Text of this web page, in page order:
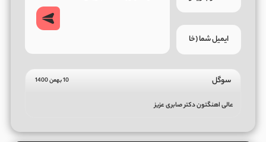
سوگل 10 بهمن 1400
عالی اهنگتون دکتر صابری عزیز